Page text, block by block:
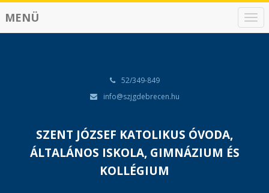
N
a
MENÜ
52/349-849
info@szjgdebrecen.hu
SZENT JÓZSEF KATOLIKUS ÓVODA,
ÁLTALÁNOS ISKOLA, GIMNÁZIUM ÉS
KOLLÉGIUM